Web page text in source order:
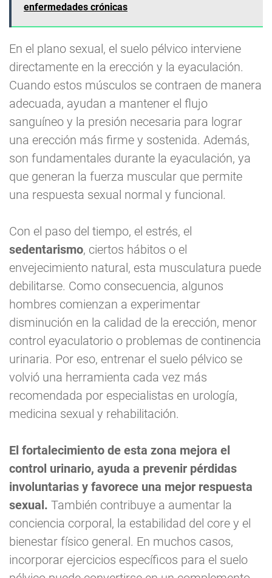
enfermedades crónicas
En el plano sexual, el suelo pélvico interviene
directamente en la erección y la eyaculación.
Cuando estos músculos se contraen de manera
adecuada, ayudan a mantener el flujo
sanguíneo y la presión necesaria para lograr
una erección más firme y sostenida. Además,
son fundamentales durante la eyaculación, ya
que generan la fuerza muscular que permite
una respuesta sexual normal y funcional.
Con el paso del tiempo, el estrés, el
sedentarismo, ciertos hábitos o el
envejecimiento natural, esta musculatura puede
debilitarse. Como consecuencia, algunos
hombres comienzan a experimentar
disminución en la calidad de la erección, menor
control eyaculatorio o problemas de continencia
urinaria. Por eso, entrenar el suelo pélvico se
volvió una herramienta cada vez más
recomendada por especialistas en urología,
medicina sexual y rehabilitación.
El fortalecimiento de esta zona mejora el
control urinario, ayuda a prevenir pérdidas
involuntarias y favorece una mejor respuesta
sexual. También contribuye a aumentar la
conciencia corporal, la estabilidad del core y el
bienestar físico general. En muchos casos,
incorporar ejercicios específicos para el suelo